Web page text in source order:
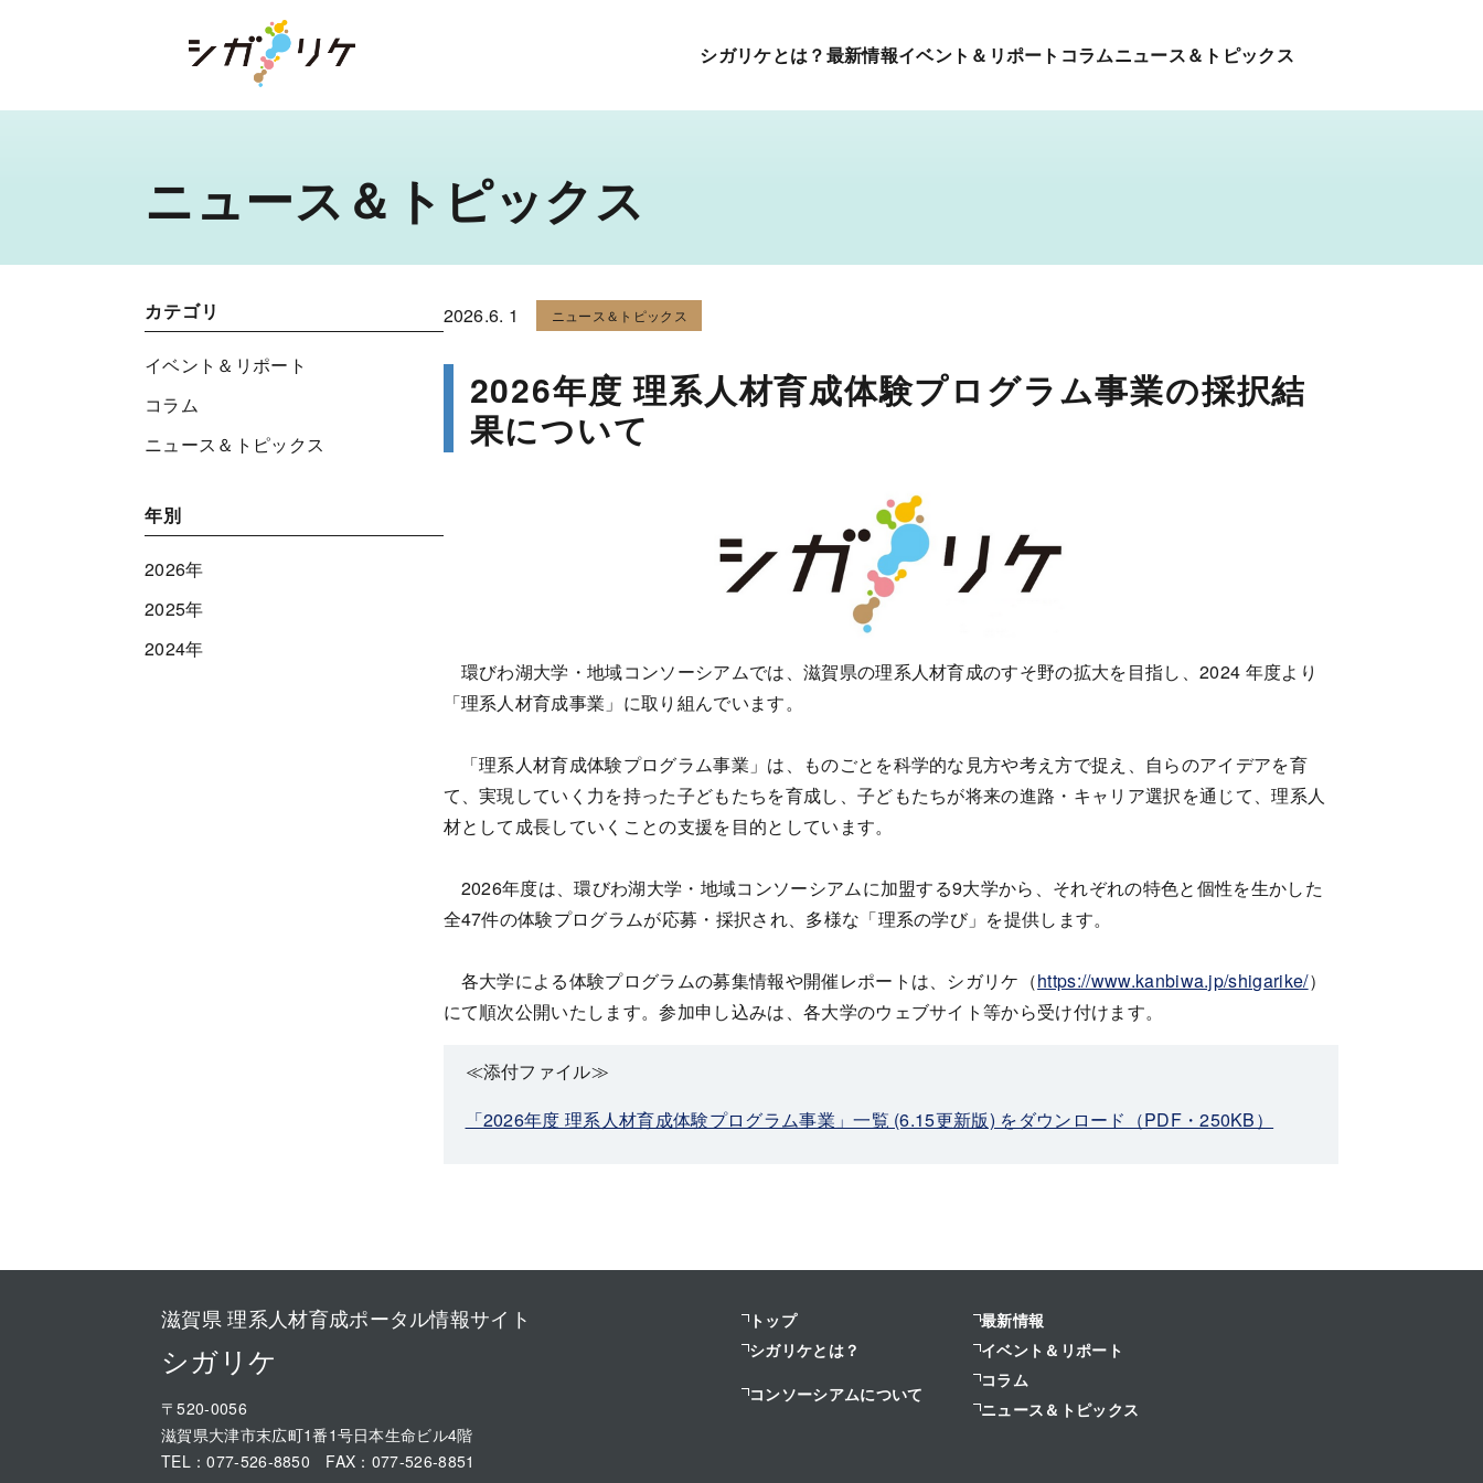
シガリケとは？最新情報イベント＆リポート コラムニュース＆トピックス
ニュース＆トピックス
カテゴリ
イベント＆リポート
コラム
ニュース＆トピックス
年別
2026年
2025年
2024年
2026.6. 1 ニュース＆トピックス
2026年度 理系人材育成体験プログラム事業の採択結
果について
環びわ湖大学・地域コンソーシアムでは、滋賀県の理系人材育成のすそ野の拡大を目指し、2024 年度より
「理系人材育成事業」に取り組んでいます。
「理系人材育成体験プログラム事業」は、ものごとを科学的な見方や考え方で捉え、自らのアイデアを育
て、実現していく力を持った子どもたちを育成し、子どもたちが将来の進路・キャリア選択を通じて、理系人
材として成長していくことの支援を目的としています。
2026年度は、環びわ湖大学・地域コンソーシアムに加盟する9大学から、それぞれの特色と個性を生かした
全47件の体験プログラムが応募・採択され、多様な「理系の学び」を提供します。
各大学による体験プログラムの募集情報や開催レポートは、シガリケ（https://www.kanbiwa.jp/shigarike/）
にて順次公開いたします。参加申し込みは、各大学のウェブサイト等から受け付けます。
≪添付ファイル≫
「2026年度 理系人材育成体験プログラム事業」一覧 (6.15更新版) をダウンロード（PDF・250KB）
滋賀県 理系人材育成ポータル情報サイト
シガリケ
〒520-0056
滋賀県大津市末広町1番1号日本生命ビル4階
TEL：077-526-8850 FAX：077-526-8851
トップ
シガリケとは？
コンソーシアムについて
最新情報
イベント＆リポート
コラム
ニュース＆トピックス